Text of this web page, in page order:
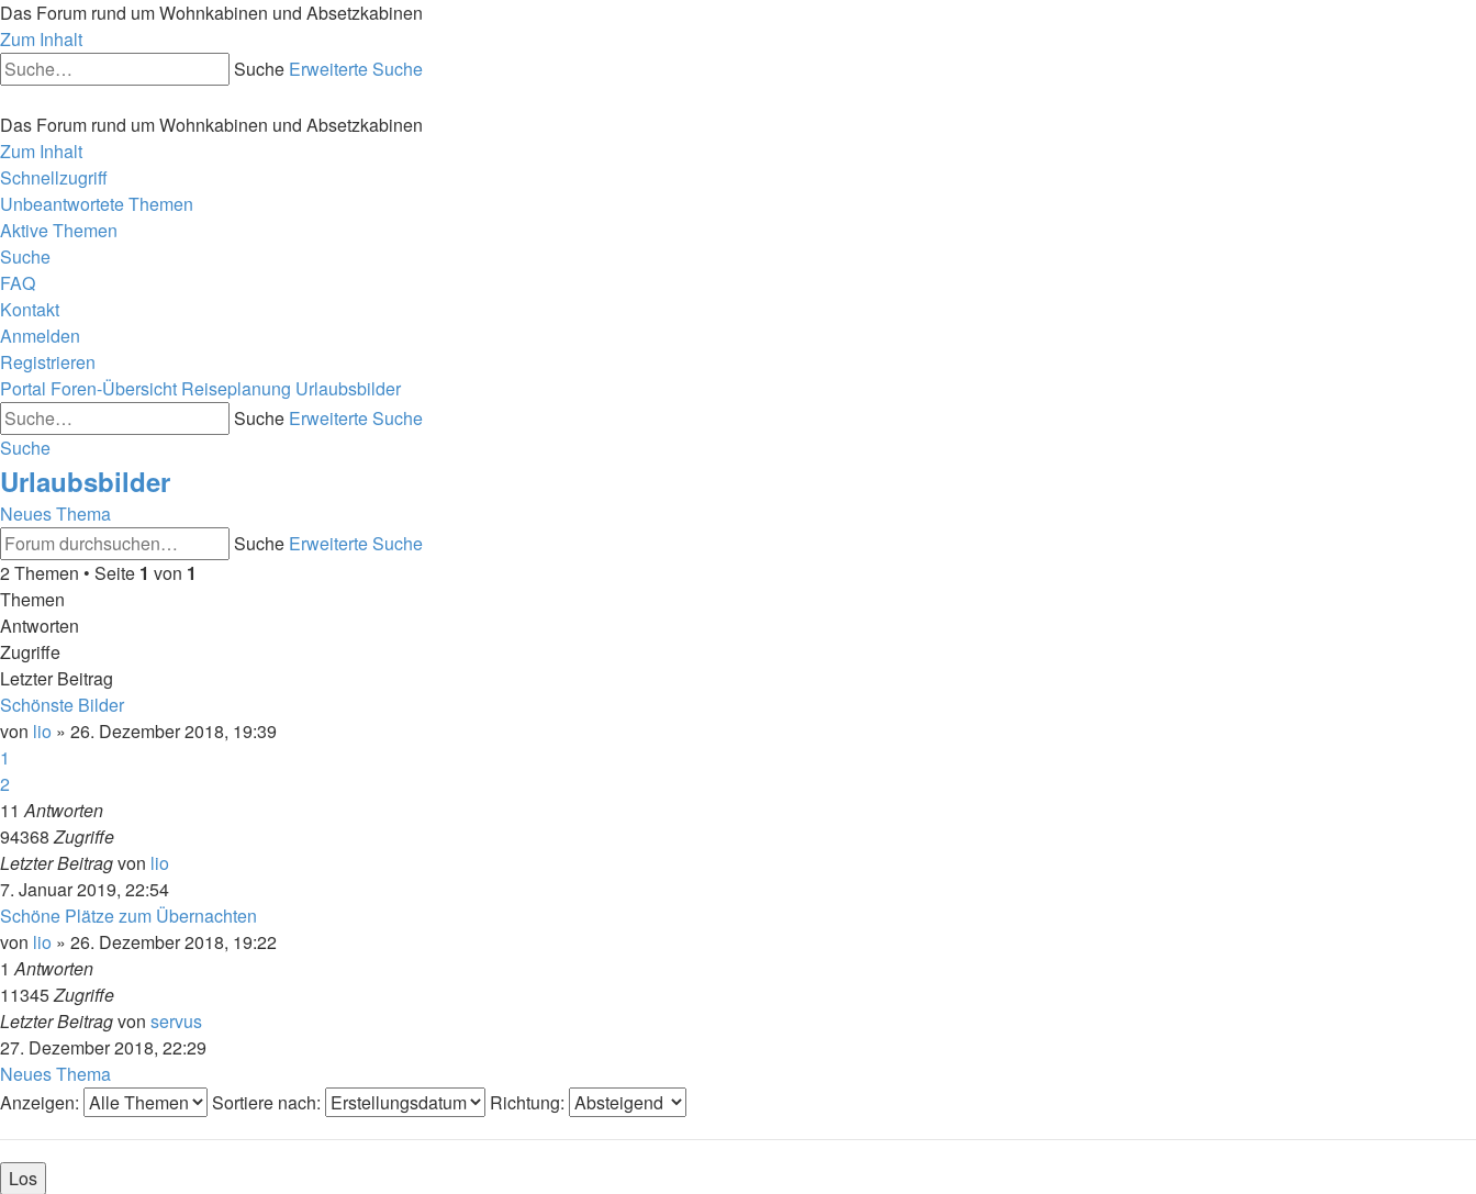
Das Forum rund um Wohnkabinen und Absetzkabinen
Zum Inhalt
Suche Erweiterte Suche
Das Forum rund um Wohnkabinen und Absetzkabinen
Zum Inhalt
Schnellzugriff
Unbeantwortete Themen
Aktive Themen
Suche
FAQ
Kontakt
Anmelden
Registrieren
Portal Foren-Übersicht Reiseplanung Urlaubsbilder
Suche Erweiterte Suche
Suche
Urlaubsbilder
Neues Thema
Suche Erweiterte Suche
2 Themen • Seite 1 von 1
Themen
Antworten
Zugriffe
Letzter Beitrag
Schönste Bilder
von lio » 26. Dezember 2018, 19:39
1
2
11Antworten
94368Zugriffe
Letzter Beitragvon lio
7. Januar 2019, 22:54
Schöne Plätze zum Übernachten
von lio » 26. Dezember 2018, 19:22
1Antworten
11345Zugriffe
Letzter Beitragvon servus
27. Dezember 2018, 22:29
Neues Thema
Anzeigen:
Sortiere nach: Richtung: